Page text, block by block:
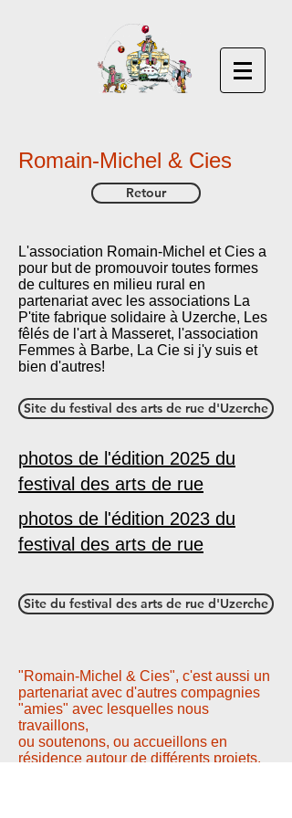
Romain-Michel & Cies
Retour
L'association Romain-Michel et Cies a
pour but de promouvoir toutes formes
de cultures en milieu rural en
partenariat avec les associations La
P'tite fabrique solidaire à Uzerche, Les
fêlés de l'art à Masseret, l'association
Femmes à Barbe, La Cie si j'y suis et
bien d'autres!
Site du festival des arts de rue d'Uzerche
photos de l'édition 2025 du
festival des arts de rue
photos de l'édition 2023 du
festival des arts de rue
Site du festival des arts de rue d'Uzerche
"Romain-Michel & Cies", c'est aussi un
partenariat avec d'autres compagnies
"amies" avec lesquelles nous
travaillons,
ou soutenons, ou accueillons en
résidence autour de différents projets.